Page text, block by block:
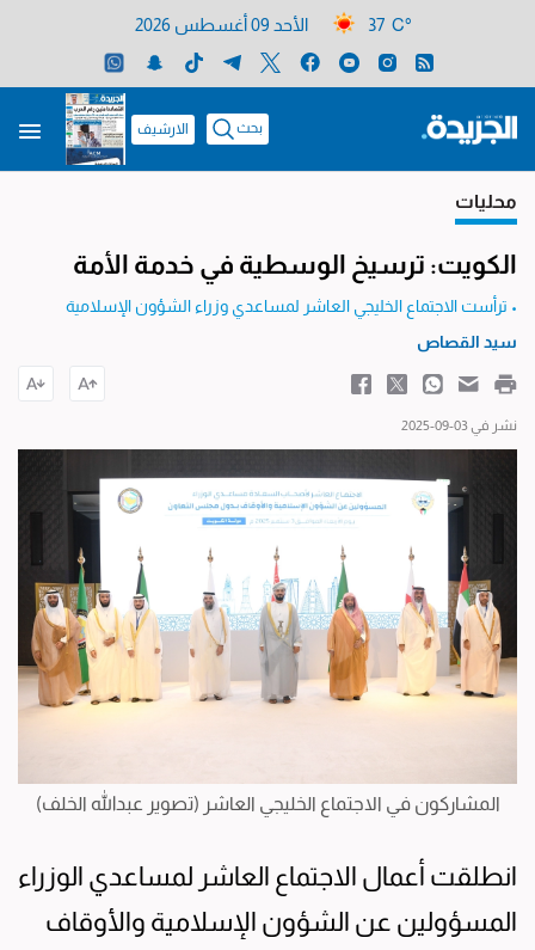
37 C° الأحد 09 أغسطس 2026
بحث الارشيف
محليات
الكويت: ترسيخ الوسطية في خدمة الأمة
• ترأست الاجتماع الخليجي العاشر لمساعدي وزراء الشؤون الإسلامية
سيد القصاص
نشر في 03-09-2025
المشاركون في الاجتماع الخليجي العاشر (تصوير عبدالله الخلف)
انطلقت أعمال الاجتماع العاشر لمساعدي الوزراء
المسؤولين عن الشؤون الإسلامية والأوقاف